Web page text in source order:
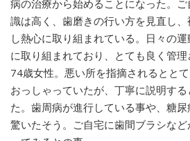
病の治療から始めることになった。
識は高く、歯磨きの行い方を見直し
し熱心に取り組まれている。日々の
に取り組まれており、とても良く管理
74歳女性。悪い所を指摘されるとと
おっしゃっていたが、丁寧に説明す
た。歯周病が進行している事や、糖
驚いたそう。ご自宅に歯間ブラシな